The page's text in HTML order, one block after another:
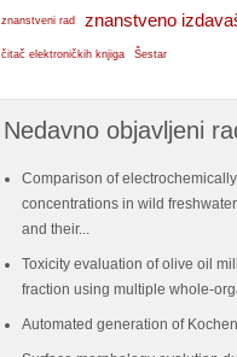
znanstveni rad znanstveno
čitač elektroničkih knjiga Šestar
Nedavno objavljeni
Comparison of
concentrations in wild
and their...
Toxicity evaluation of olive oil
fraction using multiple whole-
Automated generation of